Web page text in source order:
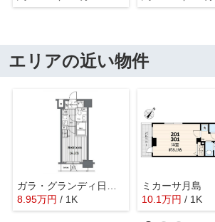
エリアの近い物件
8.95万円 / 1K
ミカーサ月島
10.1万円 / 1K